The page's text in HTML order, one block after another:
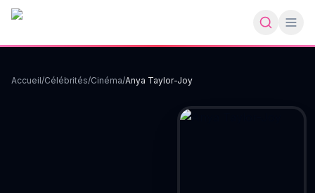
Accueil/Célébrités/Cinéma/Anya Taylor-Joy